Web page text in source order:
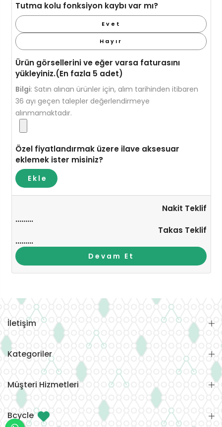
Tutma kolu fonksiyon kaybı var mı?
Evet
Hayır
Ürün görsellerini ve eğer varsa faturasını
yükleyiniz.(En fazla 5 adet)
Bilgi: Satın alınan ürünler için, alım tarihinden itibaren
36 ayı geçen talepler değerlendirmeye
alınmamaktadır.
Özel fiyatlandırmak üzere ilave aksesuar
eklemek ister misiniz?
Ekle
Nakit Teklif
.........
Takas Teklif
.........
Devam Et
İletişim
Kategoriler
Müşteri Hizmetleri
Bcycle